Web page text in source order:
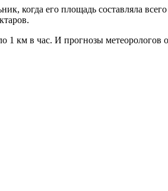
когда его площадь составляла
1 км в час. И прогнозы